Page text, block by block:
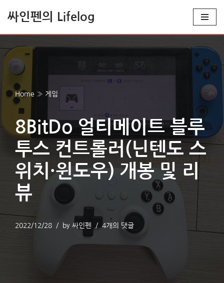
츠
로
너
싸인펜의 Lifelog
Home » 게임
8BitDo 얼티메이트 블루
투스 컨트롤러(닌텐도 스
위치·윈도우) 개봉 및 리
뷰
2022/12/28 by 싸인펜 4개의 댓글